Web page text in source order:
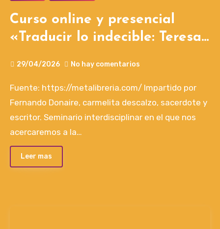
Curso online y presencial
«Traducir lo indecible: Teresa
29/04/2026 No hay comentarios
Fuente: https://metalibreria.com/ Impartido por
Fernando Donaire, carmelita descalzo, sacerdote y
escritor. Seminario interdisciplinar en el que nos
acercaremos a la…
Leer mas